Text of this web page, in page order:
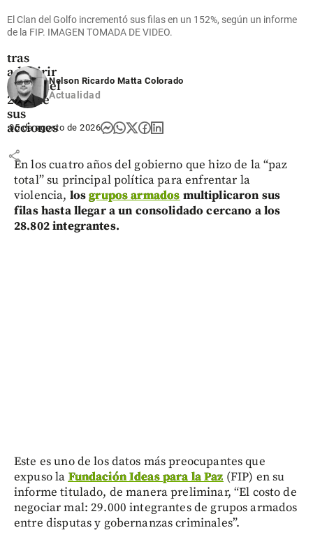
avanza en
la compra
tras
adquirir
cerca del
25% de
sus
acciones
share
El Clan del Golfo incrementó sus filas en un 152%, según un informe
de la FIP. IMAGEN TOMADA DE VIDEO.
Nelson Ricardo Matta Colorado
Actualidad
05 de agosto de 2026
En los cuatro años del gobierno que hizo de la “paz
total” su principal política para enfrentar la
violencia, losgrupos armados multiplicaron sus
filas hasta llegar a un consolidado cercano a los
28.802 integrantes.
Este es uno de los datos más preocupantes que
expuso la Fundación Ideas para la Paz (FIP) en su
informe titulado, de manera preliminar, “El costo de
negociar mal: 29.000 integrantes de grupos armados
entre disputas y gobernanzas criminales”.